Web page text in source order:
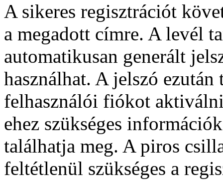
A sikeres regisztrációt
a megadott címre. A levél
automatikusan generált
használhat. A jelszó
felhasználói fiókot
ehez szükséges
találhatja meg. A piros
feltétlenül szükséges a